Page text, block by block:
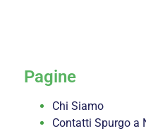
Pagine
Chi Siamo
Contatti Spurgo a